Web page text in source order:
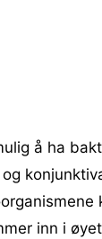
å ha
inn i